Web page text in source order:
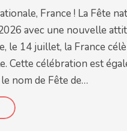
France ! La Fête
avec une nouvelle
le 14 juillet, la France
Cette célébration est
nom de Fête de…